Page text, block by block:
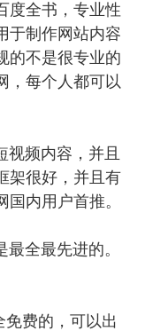
度全书，专业性
于制作网站内容
的不是很专业的
，每个人都可以
视频内容，并且
架很好，并且有
内用户首推。
全最先进的。
免费的，可以出